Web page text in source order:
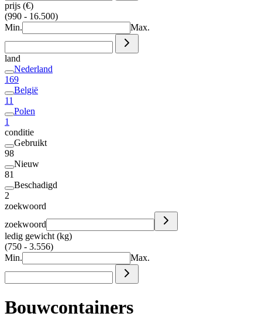
prijs (€)
(990 - 16.500)
Min.
Max.
land
Nederland
169
België
11
Polen
1
conditie
Gebruikt
98
Nieuw
81
Beschadigd
2
zoekwoord
zoekwoord
ledig gewicht (kg)
(750 - 3.556)
Min.
Max.
Bouwcontainers